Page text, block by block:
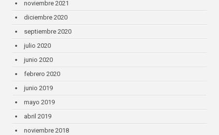
noviembre 2021
diciembre 2020
septiembre 2020
julio 2020
junio 2020
febrero 2020
junio 2019
mayo 2019
abril 2019
noviembre 2018